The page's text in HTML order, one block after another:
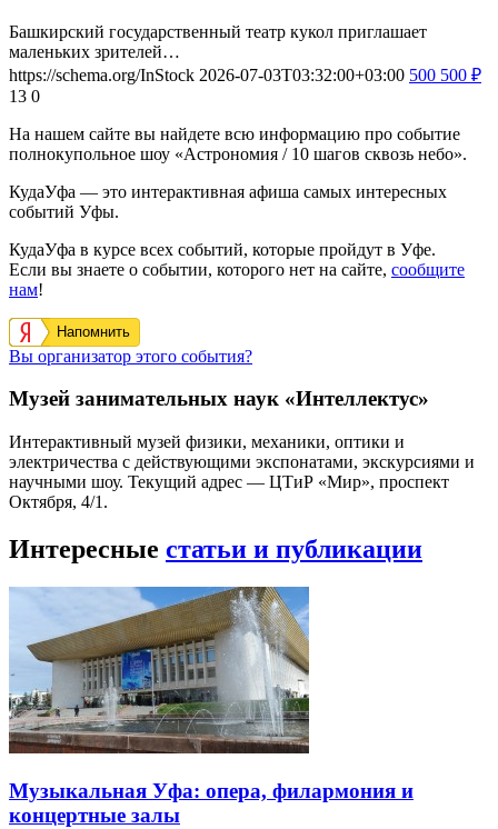
Башкирский государственный театр кукол приглашает
маленьких зрителей…
https://schema.org/InStock 2026-07-03T03:32:00+03:00 500 500 ₽
13 0
На нашем сайте вы найдете всю информацию про событие
полнокупольное шоу «Астрономия / 10 шагов сквозь небо».
КудаУфа — это интерактивная афиша самых интересных
событий Уфы.
КудаУфа в курсе всех событий, которые пройдут в Уфе.
Если вы знаете о событии, которого нет на сайте, сообщите
нам!
Напомнить
Вы организатор этого события?
Музей занимательных наук «Интеллектус»
Интерактивный музей физики, механики, оптики и
электричества с действующими экспонатами, экскурсиями и
научными шоу. Текущий адрес — ЦТиР «Мир», проспект
Октября, 4/1.
Интересные статьи и публикации
Музыкальная Уфа: опера, филармония и
концертные залы